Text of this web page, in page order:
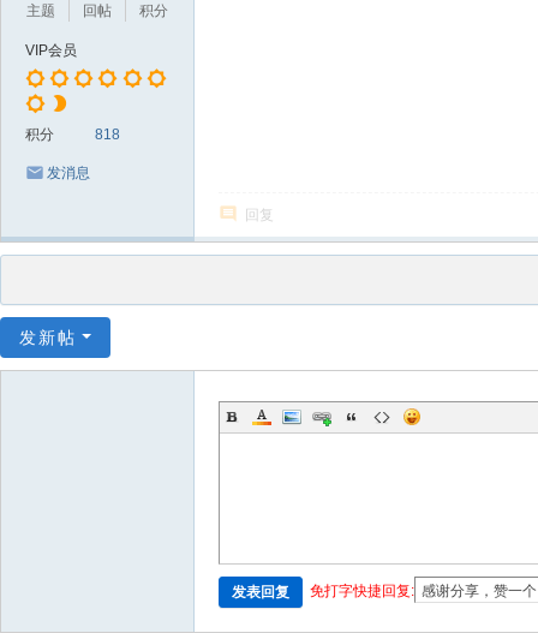
主题
回帖
积分
VIP会员
积分 818
发消息
回复
发新帖
发表回复 免打字快捷回复: